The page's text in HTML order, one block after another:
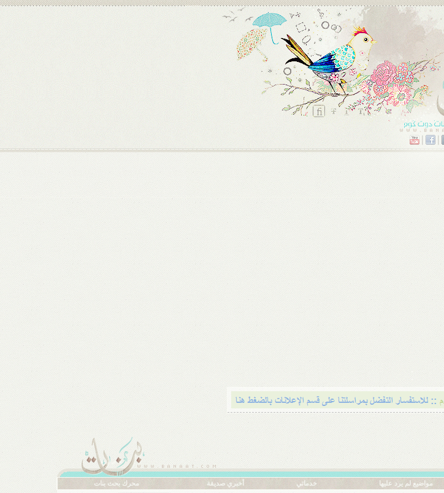
مواضيع لم يرد عليها خدماتي أخبري صديقة محرك بحث بنات